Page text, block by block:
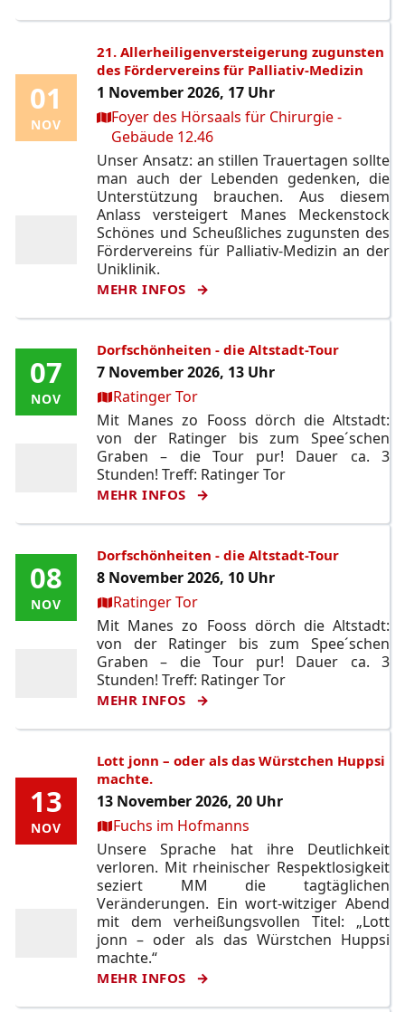
01
NOV
01
NOV
21. Allerheiligenversteigerung zugunsten
des Fördervereins für Palliativ-Medizin
1 November 2026, 17 Uhr
Ort:Foyer des Hörsaals für Chirurgie -
Gebäude 12.46
Unser Ansatz: an stillen Trauertagen sollte
man auch der Lebenden gedenken, die
Unterstützung brauchen. Aus diesem
Anlass versteigert Manes Meckenstock
Schönes und Scheußliches zugunsten des
Fördervereins für Palliativ-Medizin an der
Uniklinik.
MEHR INFOS
07
NOV
07
NOV
Dorfschönheiten - die Altstadt-Tour
7 November 2026, 13 Uhr
Ort:Ratinger Tor
Mit Manes zo Fooss dörch die Altstadt:
von der Ratinger bis zum Spee´schen
Graben – die Tour pur! Dauer ca. 3
Stunden! Treff: Ratinger Tor
MEHR INFOS
08
NOV
08
NOV
Dorfschönheiten - die Altstadt-Tour
8 November 2026, 10 Uhr
Ort:Ratinger Tor
Mit Manes zo Fooss dörch die Altstadt:
von der Ratinger bis zum Spee´schen
Graben – die Tour pur! Dauer ca. 3
Stunden! Treff: Ratinger Tor
MEHR INFOS
13
NOV
13
NOV
Lott jonn – oder als das Würstchen Huppsi
machte.
13 November 2026, 20 Uhr
Ort:Fuchs im Hofmanns
Unsere Sprache hat ihre Deutlichkeit
verloren. Mit rheinischer Respektlosigkeit
seziert MM die tagtäglichen
Veränderungen. Ein wort-witziger Abend
mit dem verheißungsvollen Titel: „Lott
jonn – oder als das Würstchen Huppsi
machte.“
MEHR INFOS